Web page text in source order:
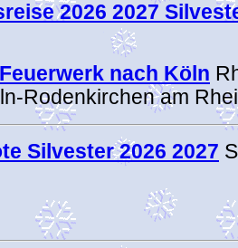
2026 2027
nach Köln
Rodenkirchen am
Silvester 2026 2027